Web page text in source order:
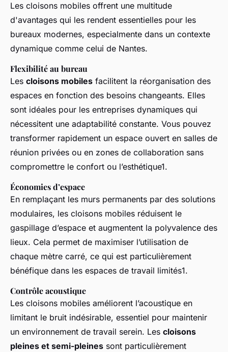
Les cloisons mobiles offrent une multitude
d'avantages qui les rendent essentielles pour les
bureaux modernes, especialmente dans un contexte
dynamique comme celui de Nantes.
Flexibilité au bureau
Les cloisons mobiles facilitent la réorganisation des
espaces en fonction des besoins changeants. Elles
sont idéales pour les entreprises dynamiques qui
nécessitent une adaptabilité constante. Vous pouvez
transformer rapidement un espace ouvert en salles de
réunion privées ou en zones de collaboration sans
compromettre le confort ou l’esthétique1.
Économies d’espace
En remplaçant les murs permanents par des solutions
modulaires, les cloisons mobiles réduisent le
gaspillage d’espace et augmentent la polyvalence des
lieux. Cela permet de maximiser l’utilisation de
chaque mètre carré, ce qui est particulièrement
bénéfique dans les espaces de travail limités1.
Contrôle acoustique
Les cloisons mobiles améliorent l’acoustique en
limitant le bruit indésirable, essentiel pour maintenir
un environnement de travail serein. Les cloisons
pleines et semi-pleines sont particulièrement